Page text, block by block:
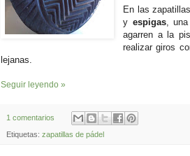
En las
y espigas,
agarren a la
realizar giros
lejanas.
Seguir leyendo »
1 comentarios
Etiquetas: zapatillas de pádel